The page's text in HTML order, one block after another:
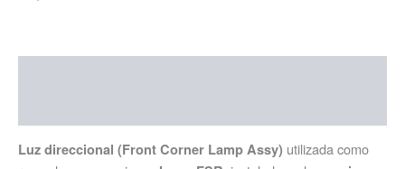
Luz direccional (Front Corner Lamp Assy) utilizada como